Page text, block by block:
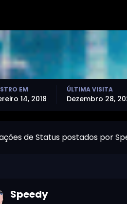
EM
14, 2018
ÚLTIMA VISITA
Dezembro 28,
de Status postados por
Speedy